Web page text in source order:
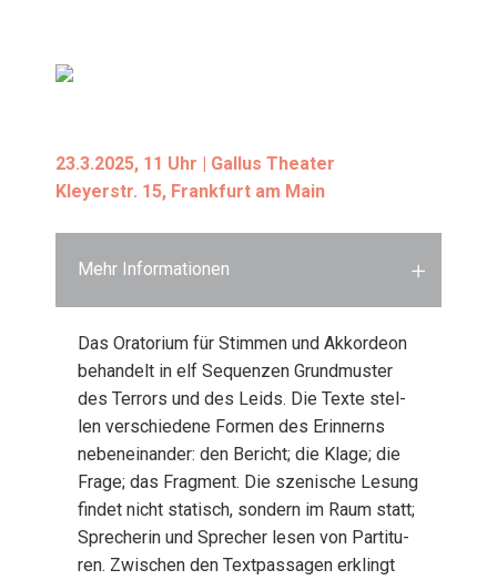
23.3.2025, 11 Uhr | Gal­lus Thea­ter
Kley­er­str. 15, Frank­furt am Main
Mehr Informationen
Das Ora­to­ri­um für Stim­men und Akkor­de­on
behan­delt in elf Sequen­zen Grund­mus­ter
des Ter­rors und des Leids. Die Tex­te stel­
len ver­schie­de­ne For­men des Erin­nerns
neben­ein­an­der: den Bericht; die Kla­ge; die
Fra­ge; das Frag­ment. Die sze­ni­sche Lesung
fin­det nicht sta­tisch, son­dern im Raum statt;
Spre­che­rin und Spre­cher lesen von Par­ti­tu­
ren. Zwi­schen den Text­pas­sa­gen erklingt